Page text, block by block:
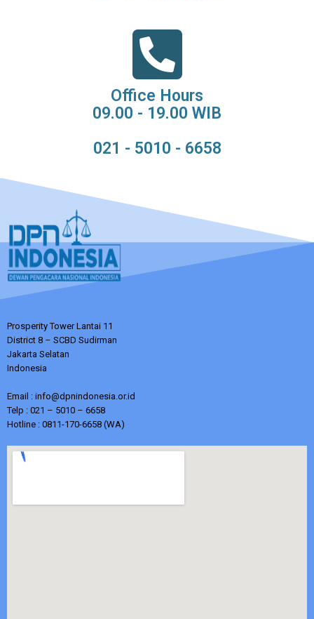
Office Hours
09.00 - 19.00 WIB
021 - 5010 - 6658
Prosperity Tower Lantai 11
District 8 – SCBD Sudirman
Jakarta Selatan
Indonesia
Email : info@dpnindonesia.or.id
Telp : 021 – 5010 – 6658
Hotline : 0811-170-6658 (WA)